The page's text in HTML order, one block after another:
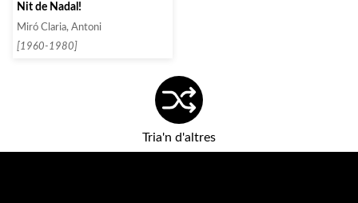
Nit de Nadal!
Miró Claria, Antoni
[1960-1980]
Tria'n d'altres